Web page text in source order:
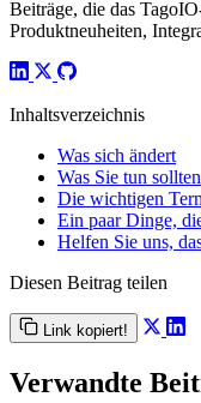
Beiträge, die das
Produktneuheiten,
Inhaltsverzeichnis
Was sich ändert
Was Sie tun sollten
Die wichtigen
Ein paar Dinge,
Helfen Sie uns,
Diesen Beitrag teilen
Link kopiert!
Verwandte